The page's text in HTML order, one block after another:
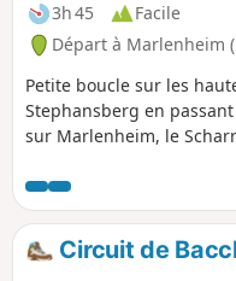
3h 45
Facile
Départ à Marlenheim
Petite boucle sur les
Stephansberg en
sur Marlenheim, le
possibilités de faire de
Circuit de